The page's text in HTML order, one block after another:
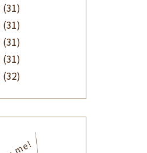
(31)
(31)
(31)
(31)
(32)
(32)